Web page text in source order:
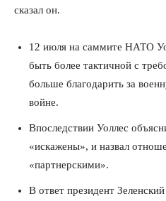
сказал он.
12 июля на саммите НАТО
быть более тактичной с
больше благодарить за
войне.
Впоследствии Уоллес
«искажены», и назвал
«партнерскими».
В ответ президент